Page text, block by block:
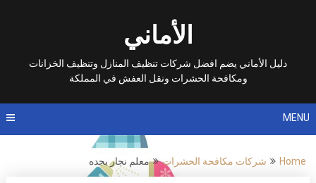
الأماني
دليل الأماني يضم افضل شركات تنظيف المنازل وتنظيف الخزانات
ومكافحة الحشرات ونقل العفش في المملكة
MENU
Home شركات مكافحة الحشرات معلم نجار بجده